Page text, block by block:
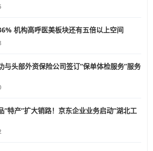
机构高呼医美板块还有五倍以上空间
与头部外资保险公司签订“保单体检服务”服务
“特产”扩大销路！京东企业业务启动“湖北工